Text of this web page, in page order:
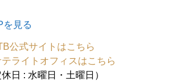
を見る
公式サイトはこちら
ライトオフィスはこちら
日 : 水曜日・土曜日）